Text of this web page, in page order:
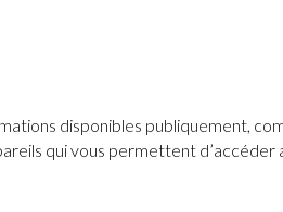
disponibles publiquement,
qui vous permettent